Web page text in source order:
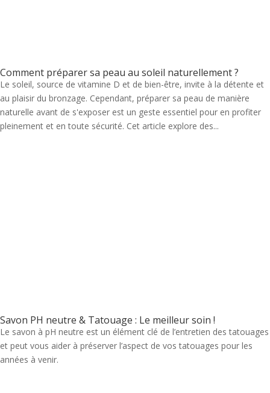
Comment préparer sa peau au soleil naturellement ?
Le soleil, source de vitamine D et de bien-être, invite à la détente et
au plaisir du bronzage. Cependant, préparer sa peau de manière
naturelle avant de s'exposer est un geste essentiel pour en profiter
pleinement et en toute sécurité. Cet article explore des...
Savon PH neutre & Tatouage : Le meilleur soin !
Le savon à pH neutre est un élément clé de l’entretien des tatouages
et peut vous aider à préserver l’aspect de vos tatouages pour les
années à venir.